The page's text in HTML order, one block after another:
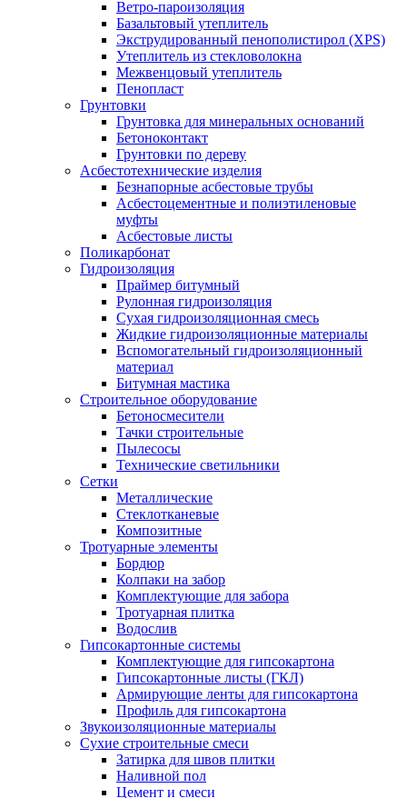
Ветро-пароизоляция
Базальтовый утеплитель
Экструдированный пенополистирол (XPS)
Утеплитель из стекловолокна
Межвенцовый утеплитель
Пенопласт
Грунтовки
Грунтовка для минеральных оснований
Бетоноконтакт
Грунтовки по дереву
Асбестотехнические изделия
Безнапорные асбестовые трубы
Асбестоцементные и полиэтиленовые
муфты
Асбестовые листы
Поликарбонат
Гидроизоляция
Праймер битумный
Рулонная гидроизоляция
Сухая гидроизоляционная смесь
Жидкие гидроизоляционные материалы
Вспомогательный гидроизоляционный
материал
Битумная мастика
Строительное оборудование
Бетоносмесители
Тачки строительные
Пылесосы
Технические светильники
Сетки
Металлические
Стеклотканевые
Композитные
Тротуарные элементы
Бордюр
Колпаки на забор
Комплектующие для забора
Тротуарная плитка
Водослив
Гипсокартонные системы
Комплектующие для гипсокартона
Гипсокартонные листы (ГКЛ)
Армирующие ленты для гипсокартона
Профиль для гипсокартона
Звукоизоляционные материалы
Сухие строительные смеси
Затирка для швов плитки
Наливной пол
Цемент и смеси